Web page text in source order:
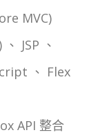
MVC)
JSP 、
、 Flex
API 整合